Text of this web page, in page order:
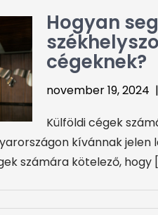
Hogyan
cégeknek?
november 19, 2024 |
Külföldi cégek
kívánnak
számára kötelező, hogy